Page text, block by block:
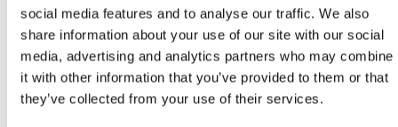
social media features and to analyse our traffic. We also
share information about your use of our site with our social
media, advertising and analytics partners who may combine
it with other information that you’ve provided to them or that
they’ve collected from your use of their services.
Related News